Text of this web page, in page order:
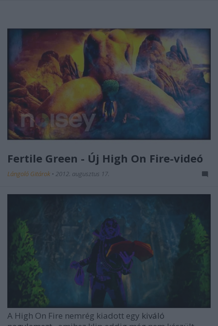
Fertile Green - Új High On Fire-videó
Lángoló Gitárok • 2012. augusztus 17.
A High On Fire nemrég kiadott egy kiváló